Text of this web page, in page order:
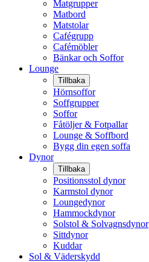
Matgrupper
Matbord
Matstolar
Cafégrupp
Cafémöbler
Bänkar och Soffor
Lounge
Tillbaka
Hörnsoffor
Soffgrupper
Soffor
Fåtöljer & Fotpallar
Lounge & Soffbord
Bygg din egen soffa
Dynor
Tillbaka
Positionsstol dynor
Karmstol dynor
Loungedynor
Hammockdynor
Solstol & Solvagnsdynor
Sittdynor
Kuddar
Sol & Väderskydd